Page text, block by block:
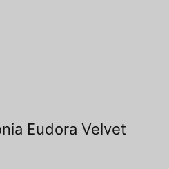
Eudora Velvet